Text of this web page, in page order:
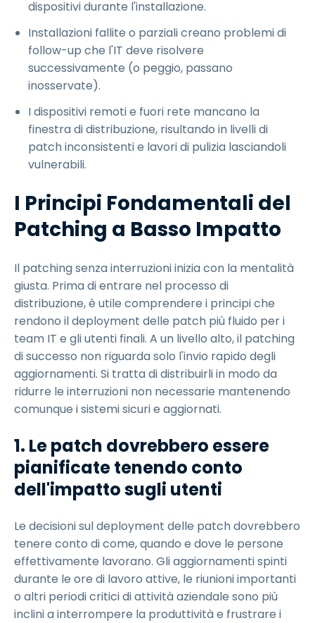
dispositivi durante l'installazione.
Installazioni fallite o parziali creano problemi di
follow-up che l'IT deve risolvere
successivamente (o peggio, passano
inosservate).
I dispositivi remoti e fuori rete mancano la
finestra di distribuzione, risultando in livelli di
patch inconsistenti e lavori di pulizia lasciandoli
vulnerabili.
I Principi Fondamentali del
Patching a Basso Impatto
Il patching senza interruzioni inizia con la mentalità
giusta. Prima di entrare nel processo di
distribuzione, è utile comprendere i principi che
rendono il deployment delle patch più fluido per i
team IT e gli utenti finali. A un livello alto, il patching
di successo non riguarda solo l'invio rapido degli
aggiornamenti. Si tratta di distribuirli in modo da
ridurre le interruzioni non necessarie mantenendo
comunque i sistemi sicuri e aggiornati.
1. Le patch dovrebbero essere
pianificate tenendo conto
dell'impatto sugli utenti
Le decisioni sul deployment delle patch dovrebbero
tenere conto di come, quando e dove le persone
effettivamente lavorano. Gli aggiornamenti spinti
durante le ore di lavoro attive, le riunioni importanti
o altri periodi critici di attività aziendale sono più
inclini a interrompere la produttività e frustrare i